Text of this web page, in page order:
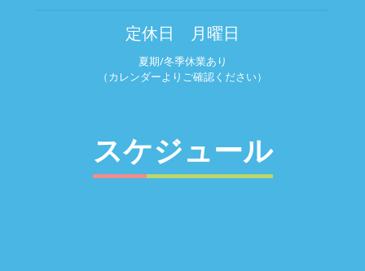
定休日 月曜日
夏期/冬季休業あり
（カレンダーよりご確認ください）
スケジュール